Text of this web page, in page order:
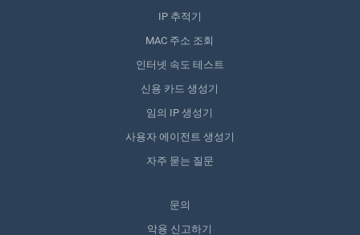
IP 추적기
MAC 주소 조회
인터넷 속도 테스트
신용 카드 생성기
임의 IP 생성기
사용자 에이전트 생성기
자주 묻는 질문
문의
악용 신고하기